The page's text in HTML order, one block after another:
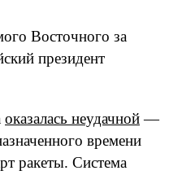
Восточного за
президент
оказалась неудачной—
времени
ракеты. Система